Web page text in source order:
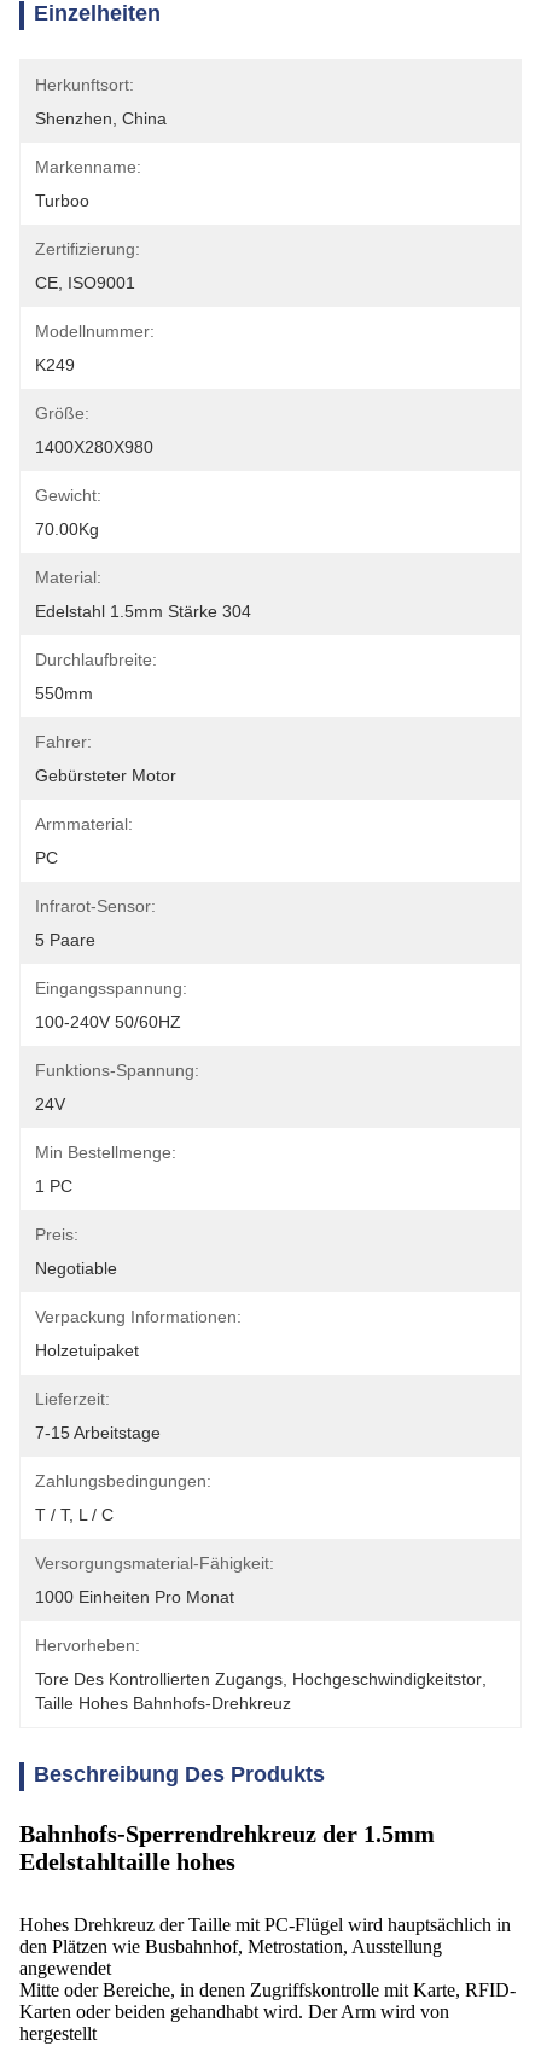
Einzelheiten
Herkunftsort:
Shenzhen, China
Markenname:
Turboo
Zertifizierung:
CE, ISO9001
Modellnummer:
K249
Größe:
1400X280X980
Gewicht:
70.00Kg
Material:
Edelstahl 1.5mm Stärke 304
Durchlaufbreite:
550mm
Fahrer:
Gebürsteter Motor
Armmaterial:
PC
Infrarot-Sensor:
5 Paare
Eingangsspannung:
100-240V 50/60HZ
Funktions-Spannung:
24V
Min Bestellmenge:
1 PC
Preis:
Negotiable
Verpackung Informationen:
Holzetuipaket
Lieferzeit:
7-15 Arbeitstage
Zahlungsbedingungen:
T / T, L / C
Versorgungsmaterial-Fähigkeit:
1000 Einheiten Pro Monat
Hervorheben:
Tore Des Kontrollierten Zugangs Hochgeschwindigkeitstor
Taille Hohes Bahnhofs-Drehkreuz
Beschreibung Des Produkts
Bahnhofs-Sperrendrehkreuz der 1.5mm
Edelstahltaille hohes
Hohes Drehkreuz der Taille mit PC-Flügel wird hauptsächlich in
den Plätzen wie Busbahnhof, Metrostation, Ausstellung
angewendet
Mitte oder Bereiche, in denen Zugriffskontrolle mit Karte, RFID-
Karten oder beiden gehandhabt wird. Der Arm wird von
hergestellt